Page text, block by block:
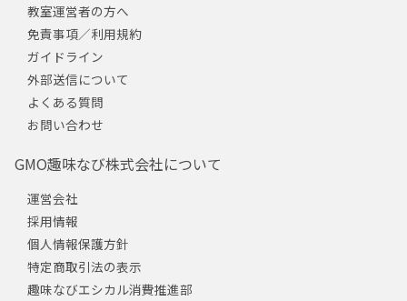
教室運営者の方へ
免責事項／利用規約
ガイドライン
外部送信について
よくある質問
お問い合わせ
GMO趣味なび株式会社について
運営会社
採用情報
個人情報保護方針
特定商取引法の表示
趣味なびエシカル消費推進部